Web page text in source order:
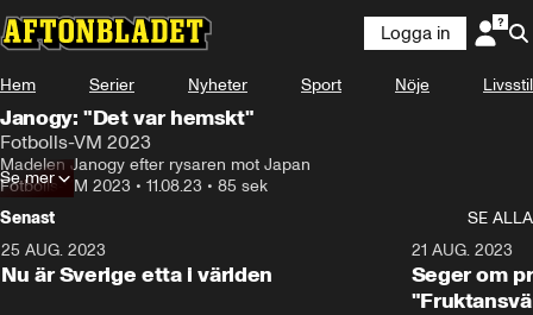
Logga in
Hem Serier Nyheter Sport Nöje Livsstil
Janogy: "Det var hemskt"
Fotbolls-VM 2023
Madelen Janogy efter rysaren mot Japan
Fotbolls-VM 2023 • 11.08.23 • 85 sek
Se mer
Senast
SE ALLA
25 AUG. 2023
Nu är Sverige etta i världen
21 AUG. 2023
Seger om